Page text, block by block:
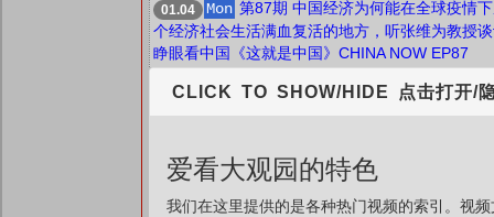
01.04 Mon 第87期 中国经济为何能在全球疫情
个经济社会生活满血复活的地方，听张维为教授
睁眼看中国​《这就是中国》CHINA NOW EP87
CLICK TO SHOW/HIDE 点击打开/
爱看大观园的特色
我们在这里提供的是各种热门视频的索引。视